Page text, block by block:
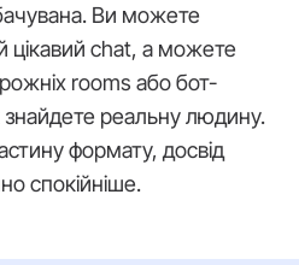
Ви можете
цікавий chat, а можете
rooms або бот-
реальну людину.
формату, досвід
спокійніше.